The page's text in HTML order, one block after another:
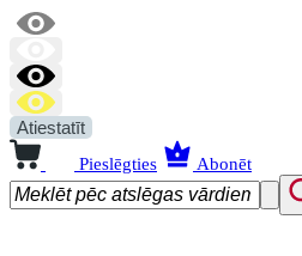
Atiestatīt
Pieslēgties Abonēt